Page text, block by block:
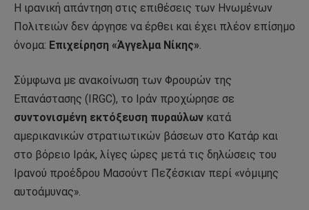
Η ιρανική απάντηση στις επιθέσεις των Ηνωμένων
Πολιτειών δεν άργησε να έρθει και έχει πλέον επίσημο
όνομα: Επιχείρηση «Άγγελμα Νίκης».
Σύμφωνα με ανακοίνωση των Φρουρών της
Επανάστασης (IRGC), το Ιράν προχώρησε σε
συντονισμένη εκτόξευση πυραύλων κατά
αμερικανικών στρατιωτικών βάσεων στο Κατάρ και
στο βόρειο Ιράκ, λίγες ώρες μετά τις δηλώσεις του
Ιρανού προέδρου Μασούντ Πεζέσκιαν περί «νόμιμης
αυτοάμυνας».